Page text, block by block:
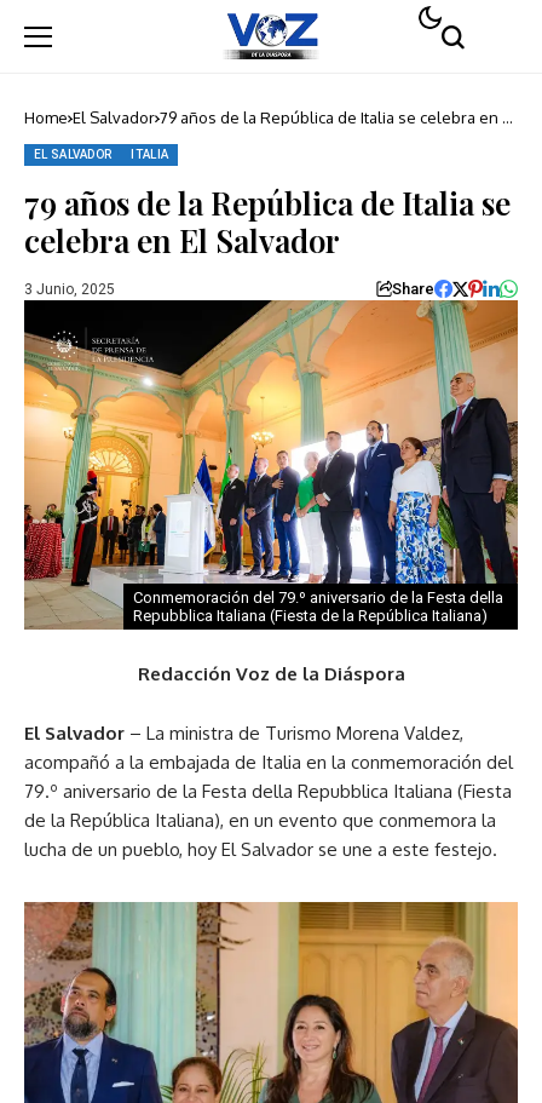
Home El Salvador 79 años de la República de Italia se celebra en El
EL SALVADOR ITALIA
79 años de la República de Italia se
celebra en El Salvador
3 Junio, 2025 Share
Conmemoración del 79.º aniversario de la Festa della
Repubblica Italiana (Fiesta de la República Italiana)
Redacción Voz de la Diáspora
El Salvador – La ministra de Turismo Morena Valdez,
acompañó a la embajada de Italia en la conmemoración del
79.º aniversario de la Festa della Repubblica Italiana (Fiesta
de la República Italiana), en un evento que conmemora la
lucha de un pueblo, hoy El Salvador se une a este festejo.